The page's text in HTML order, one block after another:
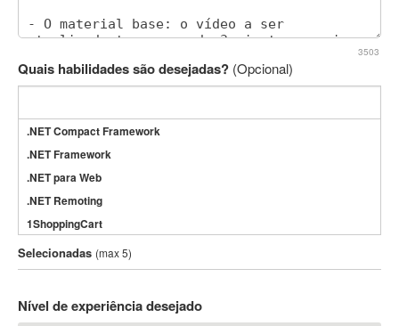
3503
Quais habilidades são desejadas? (Opcional)
.NET Compact Framework
.NET Framework
.NET para Web
.NET Remoting
1ShoppingCart
3DS Max
3GSM
802.11
Selecionadas (max 5)
Nível de experiência desejado